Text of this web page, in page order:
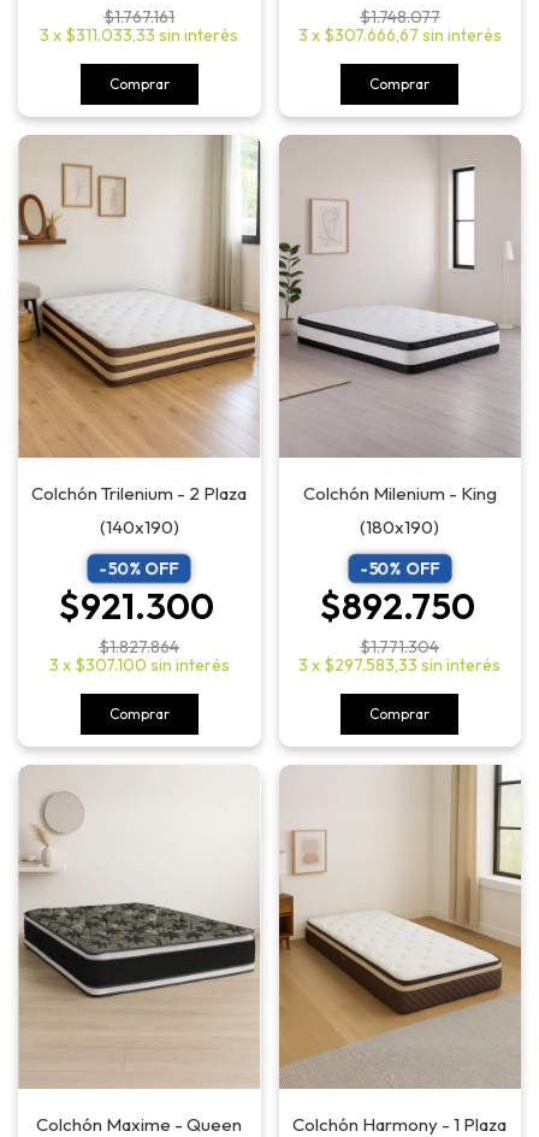
$1.767.161
3 x $311.033,33 sin interés
Comprar
$1.748.077
3 x $307.666,67 sin interés
Comprar
Colchón Trilenium - 2 Plaza
(140x190)
-50% OFF
$921.300
$1.827.864
3 x $307.100 sin interés
Comprar
Colchón Milenium - King
(180x190)
-50% OFF
$892.750
$1.771.304
3 x $297.583,33 sin interés
Comprar
Colchón Maxime - Queen
Colchón Harmony - 1 Plaza